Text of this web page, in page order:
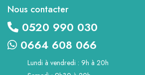
Nous contacter
0520 990 030
0664 608 066
Lundi à vendredi : 9h à 20h